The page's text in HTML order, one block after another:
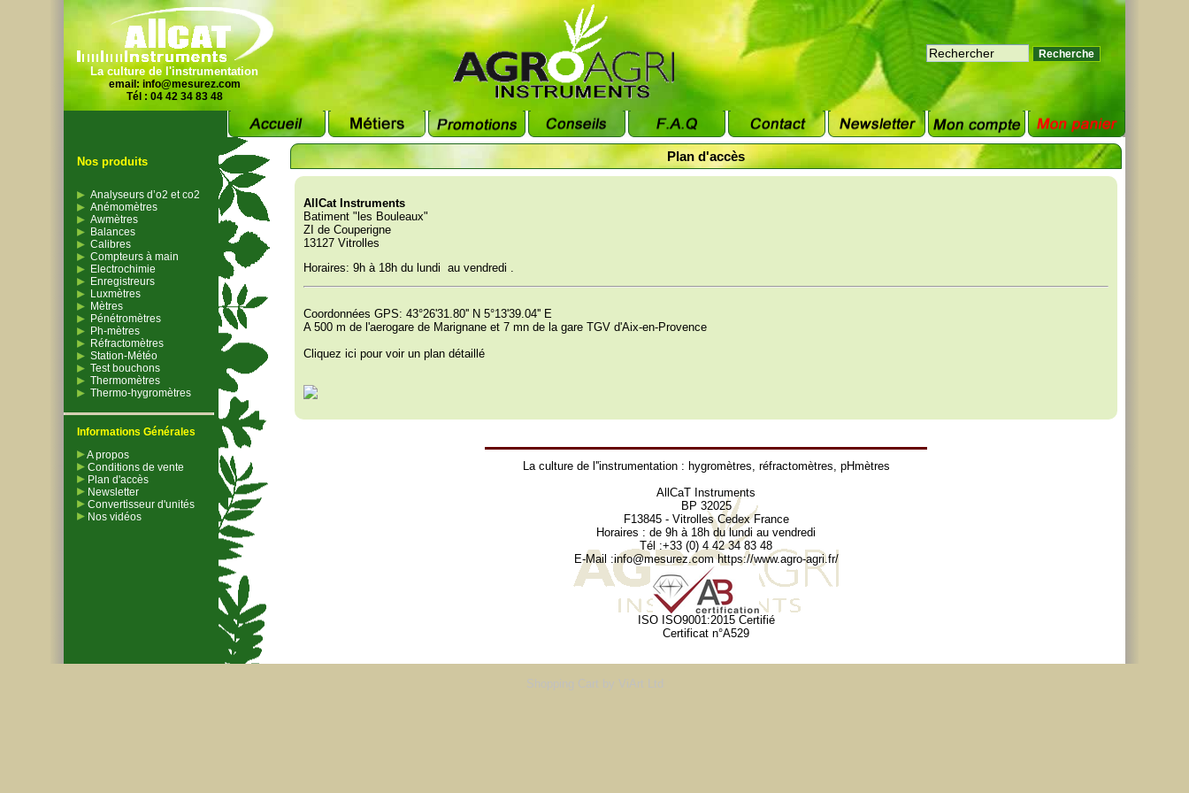
La culture de l'instrumentation
email: info@mesurez.com
Tél : 04 42 34 83 48
Nos produits
Analyseurs d’o2 et co2
Anémomètres
Awmètres
Balances
Calibres
Compteurs à main
Electrochimie
Enregistreurs
Luxmètres
Mètres
Pénétromètres
Ph-mètres
Réfractomètres
Station-Météo
Test bouchons
Thermomètres
Thermo-hygromètres
Informations Générales
A propos
Conditions de vente
Plan d'accès
Newsletter
Convertisseur d'unités
Nos vidéos
Plan d'accès
AllCat Instruments
Batiment "les Bouleaux"
ZI de Couperigne
13127 Vitrolles
Horaires: 9h à 18h du lundi au vendredi .
Coordonnées GPS: 43°26'31.80'' N 5°13'39.04'' E
A 500 m de l'aerogare de Marignane et 7 mn de la gare TGV d'Aix-en-Provence
Cliquez ici pour voir un plan détaillé
La culture de l''instrumentation : hygromètres réfractomètres pHmètres
AllCaT Instruments
BP 32025
F13845 - Vitrolles Cedex France
Horaires : de 9h à 18h du lundi au vendredi
Tél :+33 (0) 4 42 34 83 48
E-Mail :info@mesurez.com https://www.agro-agri.fr/
ISO ISO9001:2015 Certifié
Certificat n°A529
Shopping Cart by ViArt Ltd